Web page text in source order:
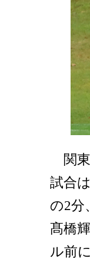
関東
試合
の2分
髙橋
ル前